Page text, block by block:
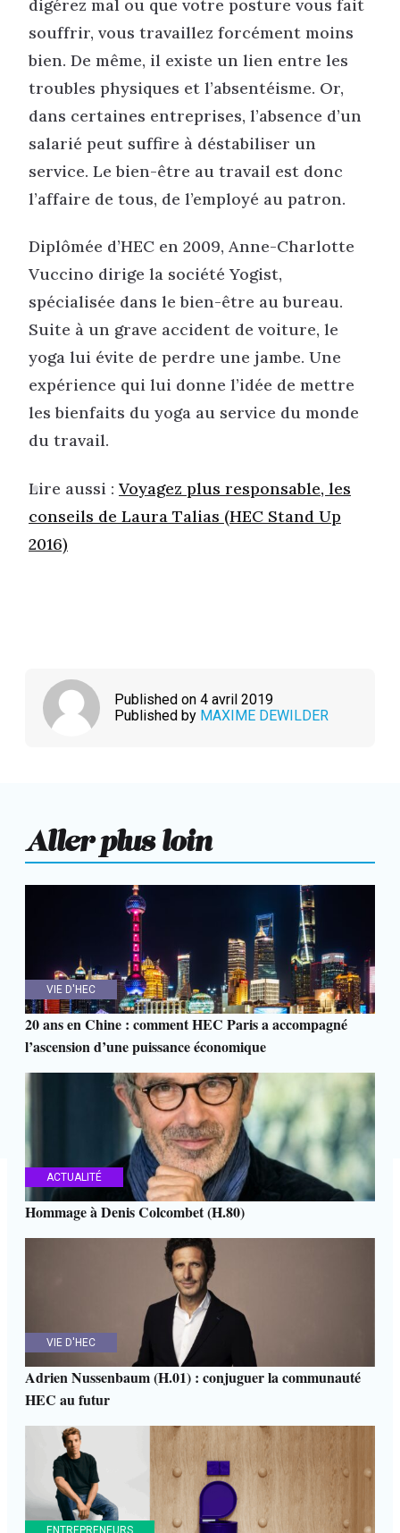
digérez mal ou que votre posture vous fait
souffrir, vous travaillez forcément moins
bien. De même, il existe un lien entre les
troubles physiques et l’absentéisme. Or,
dans certaines entreprises, l’absence d’un
salarié peut suffire à déstabiliser un
service. Le bien-être au travail est donc
l’affaire de tous, de l’employé au patron.
Diplômée d’HEC en 2009, Anne-Charlotte
Vuccino dirige la société Yogist,
spécialisée dans le bien-être au bureau.
Suite à un grave accident de voiture, le
yoga lui évite de perdre une jambe. Une
expérience qui lui donne l’idée de mettre
les bienfaits du yoga au service du monde
du travail.
Lire aussi : Voyagez plus responsable, les
conseils de Laura Talias (HEC Stand Up
2016)
Published on 4 avril 2019
Published by MAXIME DEWILDER
Aller plus loin
VIE D'HEC
20 ans en Chine : comment HEC Paris a accompagné
l’ascension d’une puissance économique
ACTUALITÉ
Hommage à Denis Colcombet (H.80)
VIE D'HEC
Adrien Nussenbaum (H.01) : conjuguer la communauté
HEC au futur
ENTREPRENEURS